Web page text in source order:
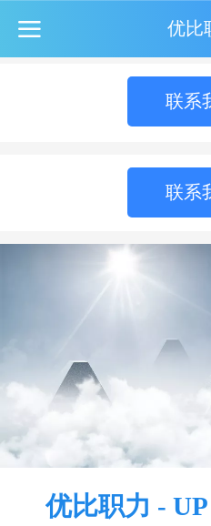
优比
联系
联系
优比职力 -